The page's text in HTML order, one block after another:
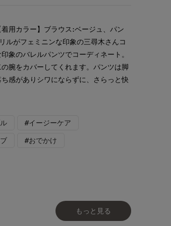
用カラー】ブラウス:ベージュ、パン
ルがフェミニンな印象の三尋木さんコ
象のバレルパンツでコーディネート。
腕をカバーしてくれます。パンツは脚
感がありシワにならずに、さらっと快
#イージーケア
#おでかけ
もっと見る